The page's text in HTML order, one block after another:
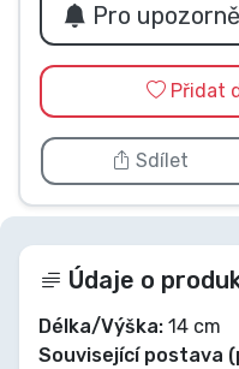
Pro
Přidat
Sdílet
Údaje o
Délka/Výška: 14 cm
Související postava